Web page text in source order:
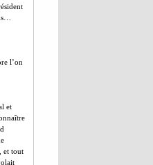
l’on
et
et tout